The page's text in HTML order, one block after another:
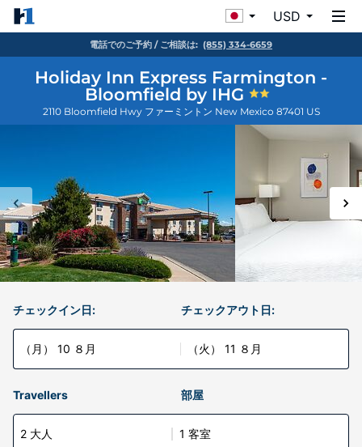
USD
電話でのご予約 / ご相談は: (855) 334-6659
Holiday Inn Express Farmington -
Bloomfield by IHG
2110 Bloomfield Hwy ファーミントン New Mexico 87401 US
チェックイン日:
（月） 10 ８月
チェックアウト日:
（火） 11 ８月
Travellers 部屋
2 大人 1 客室